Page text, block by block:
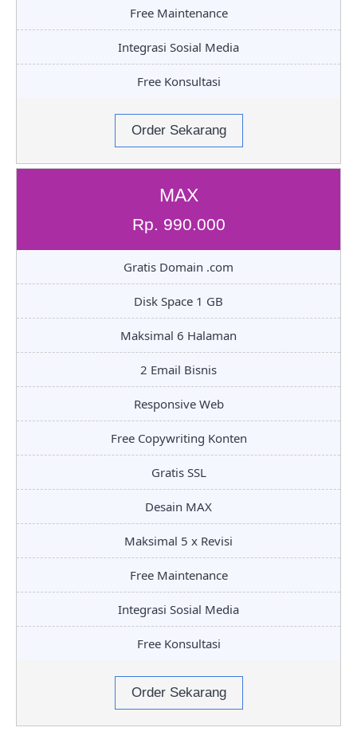
Free Maintenance
Integrasi Sosial Media
Free Konsultasi
Order Sekarang
MAX
Rp. 990.000
Gratis Domain .com
Disk Space 1 GB
Maksimal 6 Halaman
2 Email Bisnis
Responsive Web
Free Copywriting Konten
Gratis SSL
Desain MAX
Maksimal 5 x Revisi
Free Maintenance
Integrasi Sosial Media
Free Konsultasi
Order Sekarang